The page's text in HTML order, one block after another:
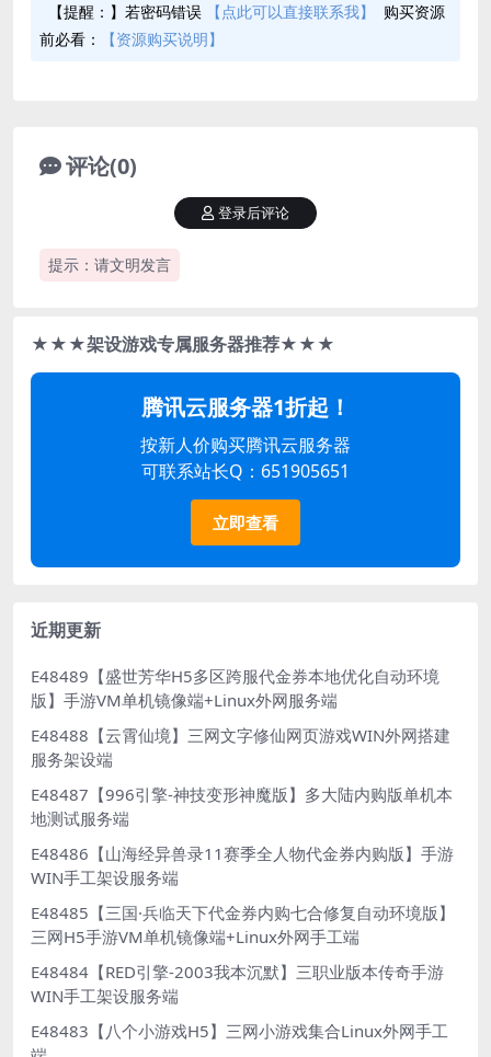
【提醒：】若密码错误
【点此可以直接联系我】
购买资源
前必看：
【资源购买说明】
评论(0)
提示：请文明发言
登录后评论
★★★架设游戏专属服务器推荐★★★
腾讯云服务器1折起！
按新人价购买腾讯云服务器
可联系站长Q：651905651
立即查看
近期更新
E48489【盛世芳华H5多区跨服代金券本地优化自动环境
版】手游VM单机镜像端+Linux外网服务端
E48488【云霄仙境】三网文字修仙网页游戏WIN外网搭建
服务架设端
E48487【996引擎-神技变形神魔版】多大陆内购版单机本
地测试服务端
E48486【山海经异兽录11赛季全人物代金券内购版】手游
WIN手工架设服务端
E48485【三国·兵临天下代金券内购七合修复自动环境版】
三网H5手游VM单机镜像端+Linux外网手工端
E48484【RED引擎-2003我本沉默】三职业版本传奇手游
WIN手工架设服务端
E48483【八个小游戏H5】三网小游戏集合Linux外网手工